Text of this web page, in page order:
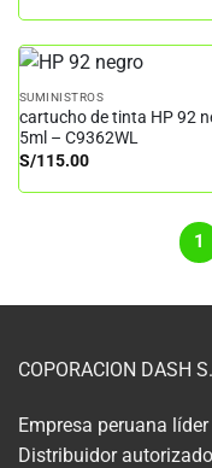
SUMINISTROS
cartucho de tinta HP 92
5ml – C9362WL
S/115.00
1
COPORACION DASH
Empresa peruana
Distribuidor